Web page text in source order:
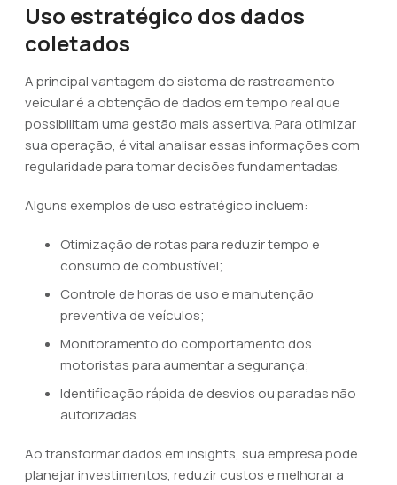
Uso estratégico dos dados
coletados
A principal vantagem do sistema de rastreamento
veicular é a obtenção de dados em tempo real que
possibilitam uma gestão mais assertiva. Para otimizar
sua operação, é vital analisar essas informações com
regularidade para tomar decisões fundamentadas.
Alguns exemplos de uso estratégico incluem:
Otimização de rotas para reduzir tempo e
consumo de combustível;
Controle de horas de uso e manutenção
preventiva de veículos;
Monitoramento do comportamento dos
motoristas para aumentar a segurança;
Identificação rápida de desvios ou paradas não
autorizadas.
Ao transformar dados em insights, sua empresa pode
planejar investimentos, reduzir custos e melhorar a